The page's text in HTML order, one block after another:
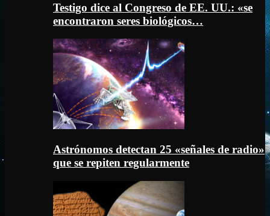
Testigo dice al Congreso de EE. UU.: «se
encontraron seres biológicos…
Astrónomos detectan 25 «señales de radio»
que se repiten regularmente